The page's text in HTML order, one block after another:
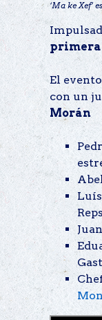
‘Ma ke Xef’
El
con un
Morán